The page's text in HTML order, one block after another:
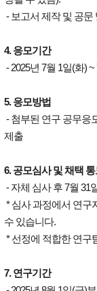
- 보고서 제작 및 공문
4. 응모기간
- 2025년 7월 1일(화)
5. 응모방법
- 첨부된 연구 공무응
제출
6. 공모심사 및 채택
- 자체 심사 후 7월 31
* 심사 과정에서 연구
수 있습니다.
* 선정에 적합한 연구
7. 연구기간